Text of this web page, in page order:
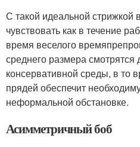
С такой идеальной
чувствовать как в течение
время веселого
среднего размера смотрятся
консервативной среды, в то
прядей обеспечит
неформальной обстановке.
Асимметричный боб